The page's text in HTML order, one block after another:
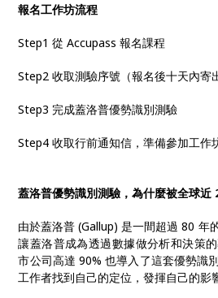
報名工作坊流程
Step1 從 Accupass 報名課程
Step2 收取測驗序號（報名後十天內寄
Step3 完成蓋洛普優勢識別測驗
Step4 收取行前通知信，準備參加工作
蓋洛普優勢識別測驗，為什麼被全球近
由於蓋洛普 (Gallup) 是一間超過 80 年
讓蓋洛普成為透過數據做分析和決策
市公司高達 90% 也導入了這套優勢識
工作者找到自己的定位，發揮自己的影